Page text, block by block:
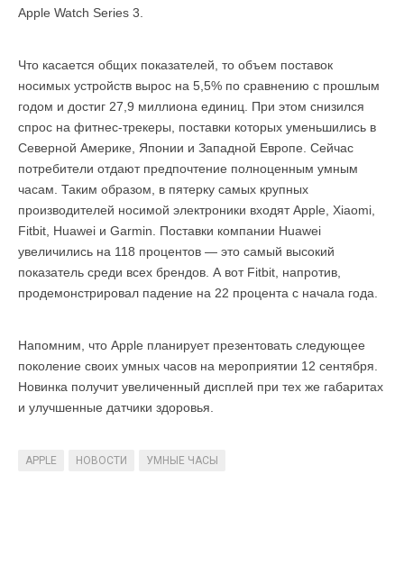
Apple Watch Series 3.
Что касается общих показателей, то объем поставок
носимых устройств вырос на 5,5% по сравнению с прошлым
годом и достиг 27,9 миллиона единиц. При этом снизился
спрос на фитнес-трекеры, поставки которых уменьшились в
Северной Америке, Японии и Западной Европе. Сейчас
потребители отдают предпочтение полноценным умным
часам. Таким образом, в пятерку самых крупных
производителей носимой электроники входят Apple, Xiaomi,
Fitbit, Huawei и Garmin. Поставки компании Huawei
увеличились на 118 процентов — это самый высокий
показатель среди всех брендов. А вот Fitbit, напротив,
продемонстрировал падение на 22 процента с начала года.
Напомним, что Apple планирует презентовать следующее
поколение своих умных часов на мероприятии 12 сентября.
Новинка получит увеличенный дисплей при тех же габаритах
и улучшенные датчики здоровья.
APPLE НОВОСТИ УМНЫЕ ЧАСЫ